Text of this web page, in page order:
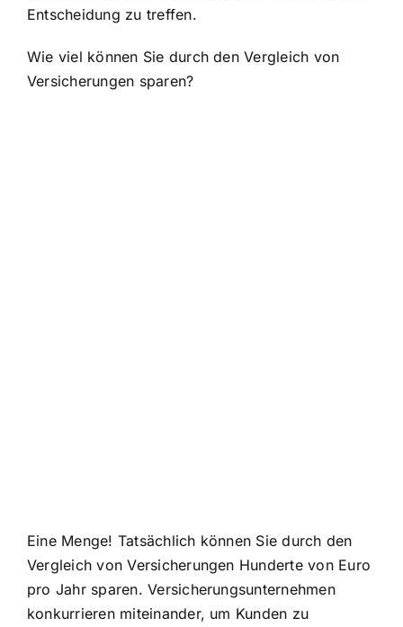
Entscheidung zu treffen.
Wie viel können Sie durch den Vergleich von
Versicherungen sparen?
Eine Menge! Tatsächlich können Sie durch den
Vergleich von Versicherungen Hunderte von Euro
pro Jahr sparen. Versicherungsunternehmen
konkurrieren miteinander, um Kunden zu